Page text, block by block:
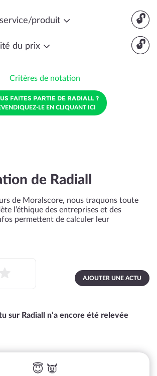
🔓
produit
🔓
du prix
Critères de notation
FAITES PARTIE DE RADIALL ?
LE EN CLIQUANT ICI
de Radiall
de Moralscore, nous traquons toute
l’éthique des entreprises et des
permettent de calculer leur
AJOUTER UNE ACTU
sur Radiall n’a encore été relevée
😇 👿